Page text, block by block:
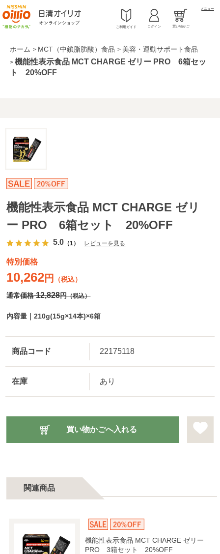
ご利用ガイド ログイン 買い物かご
メニュー
ホーム > MCT（中鎖脂肪酸）食品 > 美容・運動サポート食品
> 機能性表示食品 MCT CHARGE ゼリー PRO 6箱セッ
ト 20%OFF
機能性表示食品 MCT CHARGE ゼリ
ー PRO 6箱セット 20%OFF
5.0 （1） レビューを見る
内容量｜210g(15g×14本)×6箱
特別価格
10,262円 （税込）
通常価格12,828円（税込）
商品コード 22175118
在庫 あり
関連商品
機能性表示食品 MCT CHARGE ゼリー
PRO 3箱セット 20%OFF